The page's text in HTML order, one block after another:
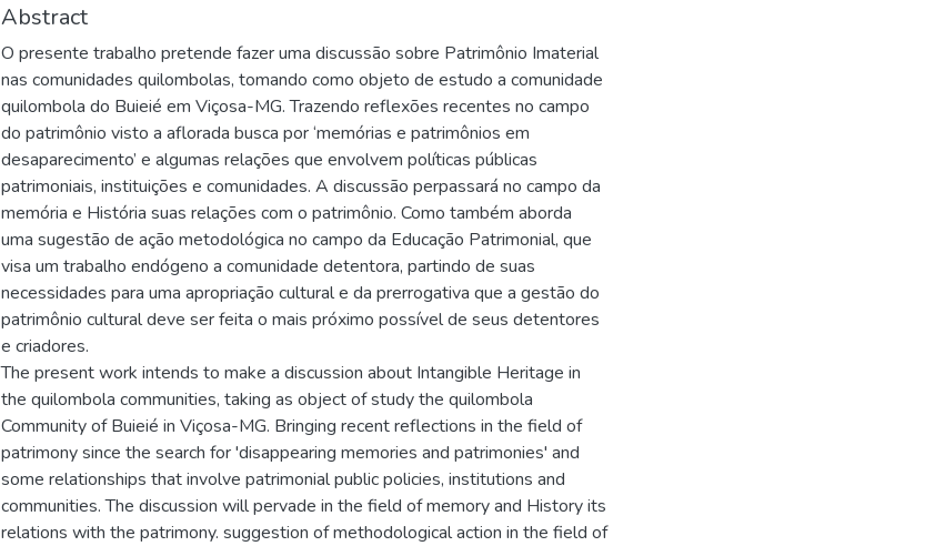
Abstract
O presente trabalho pretende fazer uma discussão sobre Patrimônio Imaterial
nas comunidades quilombolas, tomando como objeto de estudo a comunidade
quilombola do Buieié em Viçosa-MG. Trazendo reflexões recentes no campo
do patrimônio visto a aflorada busca por ‘memórias e patrimônios em
desaparecimento’ e algumas relações que envolvem políticas públicas
patrimoniais, instituições e comunidades. A discussão perpassará no campo da
memória e História suas relações com o patrimônio. Como também aborda
uma sugestão de ação metodológica no campo da Educação Patrimonial, que
visa um trabalho endógeno a comunidade detentora, partindo de suas
necessidades para uma apropriação cultural e da prerrogativa que a gestão do
patrimônio cultural deve ser feita o mais próximo possível de seus detentores
e criadores.
The present work intends to make a discussion about Intangible Heritage in
the quilombola communities, taking as object of study the quilombola
Community of Buieié in Viçosa-MG. Bringing recent reflections in the field of
patrimony since the search for 'disappearing memories and patrimonies' and
some relationships that involve patrimonial public policies, institutions and
communities. The discussion will pervade in the field of memory and History its
relations with the patrimony. suggestion of methodological action in the field of